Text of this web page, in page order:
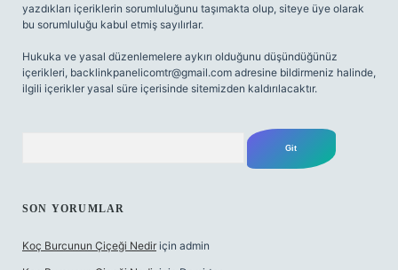
yazdıkları içeriklerin sorumluluğunu taşımakta olup, siteye üye olarak
bu sorumluluğu kabul etmiş sayılırlar.
Hukuka ve yasal düzenlemelere aykırı olduğunu düşündüğünüz
içerikleri, backlinkpanelicomtr@gmail.com adresine bildirmeniz halinde,
ilgili içerikler yasal süre içerisinde sitemizden kaldırılacaktır.
SON YORUMLAR
Koç Burcunun Çiçeği Nedir için admin